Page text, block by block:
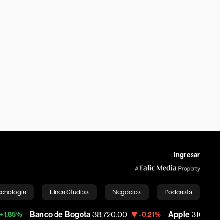
Ingresar
Línea Studios Negocios Podcasts
English
de Bogota 38,720.00 -0.21% Apple 310.94 +0.55%